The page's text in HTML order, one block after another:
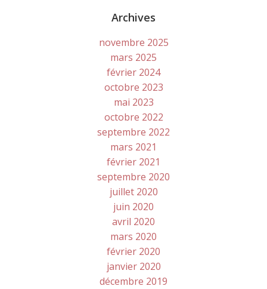
Archives
novembre 2025
mars 2025
février 2024
octobre 2023
mai 2023
octobre 2022
septembre 2022
mars 2021
février 2021
septembre 2020
juillet 2020
juin 2020
avril 2020
mars 2020
février 2020
janvier 2020
décembre 2019